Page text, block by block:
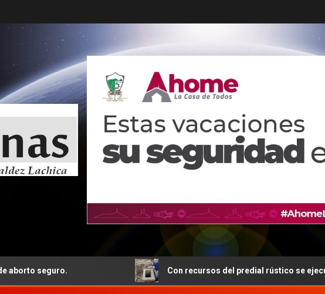
seguro. Con recursos del predial rústico se ejecutan